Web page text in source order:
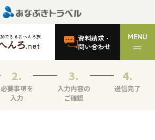
資料請求・
問い合わせ
MENU
必要事項を
入力
入力内容の
ご確認
送信完了